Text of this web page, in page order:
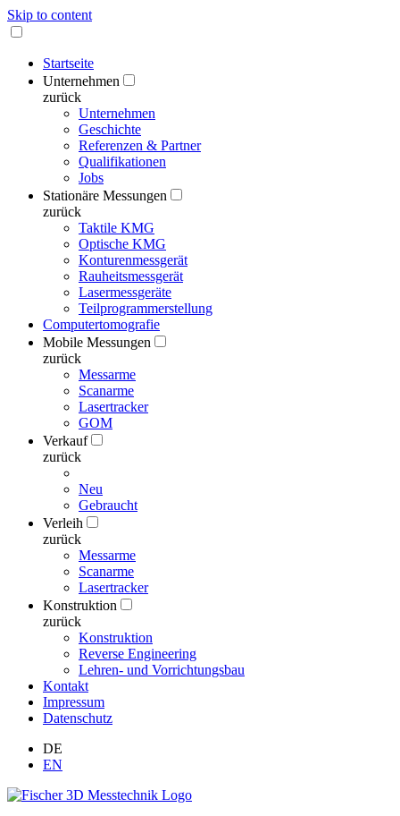
Skip to content
Startseite
Unternehmen
zurück
Unternehmen
Geschichte
Referenzen & Partner
Qualifikationen
Jobs
Stationäre Messungen
zurück
Taktile KMG
Optische KMG
Konturenmessgerät
Rauheitsmessgerät
Lasermessgeräte
Teilprogrammerstellung
Computertomografie
Mobile Messungen
zurück
Messarme
Scanarme
Lasertracker
GOM
Verkauf
zurück
Neu
Gebraucht
Verleih
zurück
Messarme
Scanarme
Lasertracker
Konstruktion
zurück
Konstruktion
Reverse Engineering
Lehren- und Vorrichtungsbau
Kontakt
Impressum
Datenschutz
DE
EN